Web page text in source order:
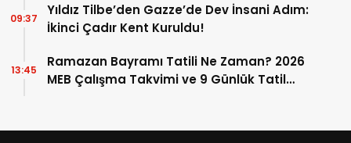
Yıldız Tilbe’den Gazze’de Dev İnsani Adım:
İkinci Çadır Kent Kuruldu!
09:37
Ramazan Bayramı Tatili Ne Zaman? 2026
MEB Çalışma Takvimi ve 9 Günlük Tatil
13:45